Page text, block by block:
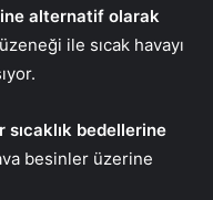
alternatif olarak
ile sıcak havayı
bedellerine
besinler üzerine